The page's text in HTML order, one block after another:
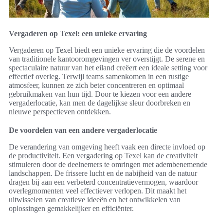
Vergaderen op Texel: een unieke ervaring
Vergaderen op Texel biedt een unieke ervaring die de voordelen
van traditionele kantooromgevingen ver overstijgt. De serene en
spectaculaire natuur van het eiland creëert een ideale setting voor
effectief overleg. Terwijl teams samenkomen in een rustige
atmosfeer, kunnen ze zich beter concentreren en optimaal
gebruikmaken van hun tijd. Door te kiezen voor een andere
vergaderlocatie, kan men de dagelijkse sleur doorbreken en
nieuwe perspectieven ontdekken.
De voordelen van een andere vergaderlocatie
De verandering van omgeving heeft vaak een directe invloed op
de productiviteit. Een vergadering op Texel kan de creativiteit
stimuleren door de deelnemers te omringen met adembenemende
landschappen. De frissere lucht en de nabijheid van de natuur
dragen bij aan een verbeterd concentratievermogen, waardoor
overlegmomenten veel effectiever verlopen. Dit maakt het
uitwisselen van creatieve ideeën en het ontwikkelen van
oplossingen gemakkelijker en efficiënter.